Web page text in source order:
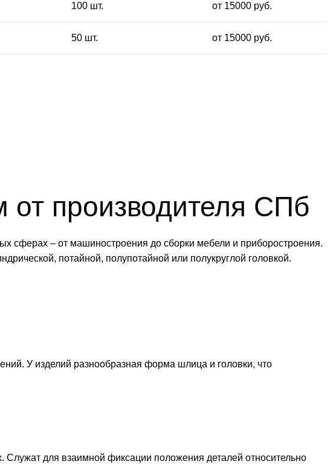
100 шт. от 15000 руб.
50 шт. от 15000 руб.
от производителя СПб
сферах – от машиностроения до сборки мебели и приборостроения.
потайной, полупотайной или полукруглой головкой.
У изделий разнообразная форма шлица и головки, что
для взаимной фиксации положения деталей относительно